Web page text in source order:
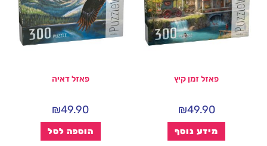
פאזל זמן קיץ
₪49.90
מידע נוסף
פאזל דאיה
₪49.90
הוספה לסל